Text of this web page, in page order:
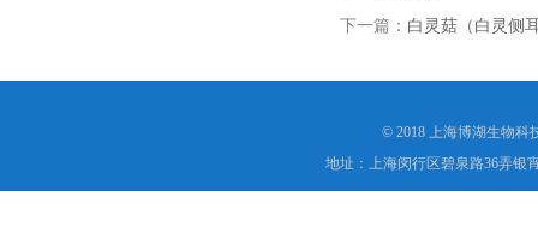
下一篇： 白灵菇（白灵侧
© 2018 上海博湖生物科
地址：上海闵行区碧泉路36弄银